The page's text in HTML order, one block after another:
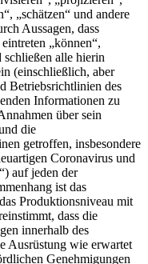
„schätzen“ und andere
Aussagen, dass
„können“,
schließen alle hierin
(einschließlich, aber
Betriebsrichtlinien des
Informationen zu
über sein
die
getroffen, insbesondere
Coronavirus und
auf jeden der
ist das
Produktionsniveau mit
dass die
innerhalb des
Ausrüstung wie erwartet
Genehmigungen